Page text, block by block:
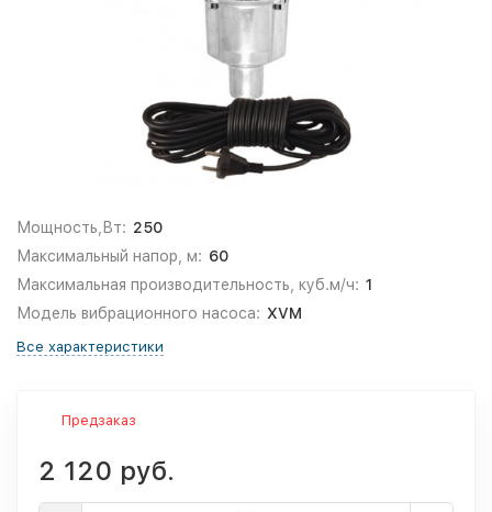
Мощность,Вт: 250
Максимальный напор, м: 60
Максимальная производительность, куб.м/ч: 1
Модель вибрационного насоса: XVM
Все характеристики
Предзаказ
2 120 руб.